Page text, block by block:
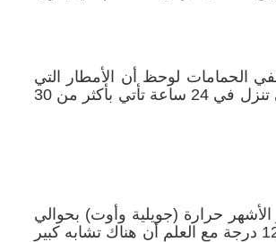
الحمامات لوحظ أن الأمطار التي
تنزل طيلة 86 % من الأيام الممطرة تأتي بأقل من 10 مم بينما الأمطار القوية التي تنزل في 24 ساعة تأتي بأكثر من 30
الحرارة لأكثر الأشهر حرارة (جويلية وأوت) بحوالي
26 درجة . أما خلال أكثر الأشهر برودة فإن معدل درجات الحرارة يتراوح بين 11 و12 درجة مع العلم أن هناك تشابه كبير